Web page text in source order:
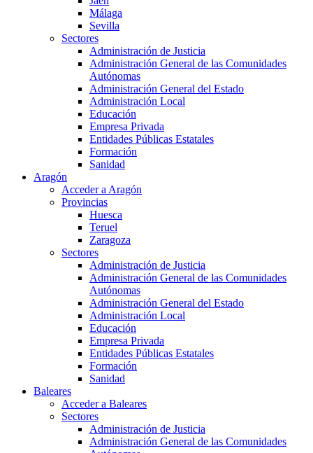
Málaga
Sevilla
Sectores
Administración de Justicia
Administración General de las Comunidades
Autónomas
Administración General del Estado
Administración Local
Educación
Empresa Privada
Entidades Públicas Estatales
Formación
Sanidad
Aragón
Acceder a Aragón
Provincias
Huesca
Teruel
Zaragoza
Sectores
Administración de Justicia
Administración General de las Comunidades
Autónomas
Administración General del Estado
Administración Local
Educación
Empresa Privada
Entidades Públicas Estatales
Formación
Sanidad
Baleares
Acceder a Baleares
Sectores
Administración de Justicia
Administración General de las Comunidades